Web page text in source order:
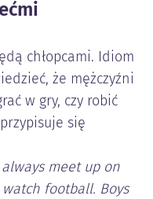
chłopcami. Idiom
że mężczyźni
w gry, czy robić
się
meet up on
football. Boys